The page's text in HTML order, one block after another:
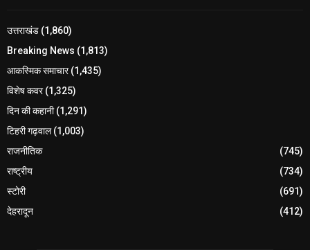
उत्तराखंड (1,860)
Breaking News (1,813)
आकस्मिक समाचार(1,435)
विशेष कवर(1,325)
दिन की कहानी(1,291)
टिहरी गढ़वाल(1,003)
राजनीतिक
(745)
राष्ट्रीय
(734)
स्टोरी
(691)
देहरादून
(412)